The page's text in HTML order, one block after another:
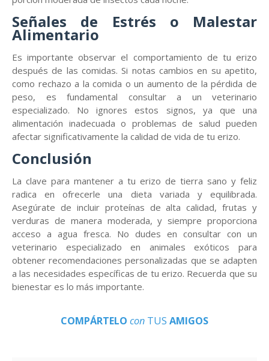
Señales de Estrés o Malestar
Alimentario
Es importante observar el comportamiento de tu erizo
después de las comidas. Si notas cambios en su apetito,
como rechazo a la comida o un aumento de la pérdida de
peso, es fundamental consultar a un veterinario
especializado. No ignores estos signos, ya que una
alimentación inadecuada o problemas de salud pueden
afectar significativamente la calidad de vida de tu erizo.
Conclusión
La clave para mantener a tu erizo de tierra sano y feliz
radica en ofrecerle una dieta variada y equilibrada.
Asegúrate de incluir proteínas de alta calidad, frutas y
verduras de manera moderada, y siempre proporciona
acceso a agua fresca. No dudes en consultar con un
veterinario especializado en animales exóticos para
obtener recomendaciones personalizadas que se adapten
a las necesidades específicas de tu erizo. Recuerda que su
bienestar es lo más importante.
COMPÁRTELO con TUS AMIGOS